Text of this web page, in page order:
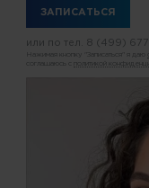
или по тел. 8 (499)
Нажимая кнопку "Записаться" я даю
политикой